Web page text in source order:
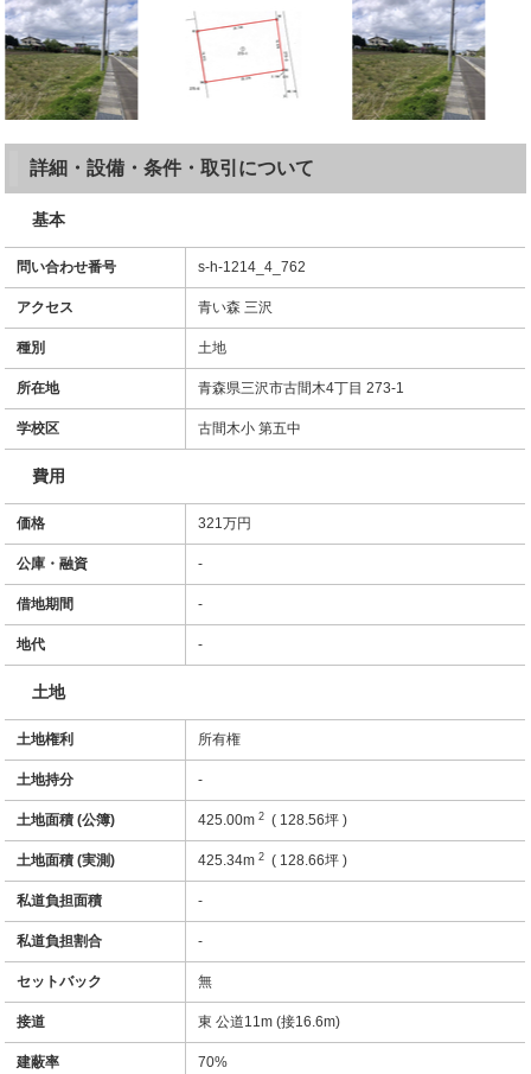
詳細・設備・条件・取引について
基本
問い合わせ番号 s-h-1214_4_762
アクセス 青い森 三沢
種別 土地
所在地 青森県三沢市古間木4丁目 273-1
学校区 古間木小 第五中
費用
価格 321万円
公庫・融資 -
借地期間 -
地代 -
土地
土地権利 所有権
土地持分 -
土地面積 (公簿) 425.00m2 ( 128.56坪 )
土地面積 (実測) 425.34m2 ( 128.66坪 )
私道負担面積 -
私道負担割合 -
セットバック 無
接道 東 公道11m (接16.6m)
建蔽率 70%